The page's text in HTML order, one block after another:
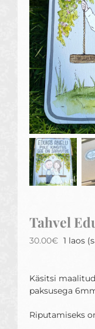
Tahvel
30.00€ 1 laos
Käsitsi
paksusega
Riputamiseks